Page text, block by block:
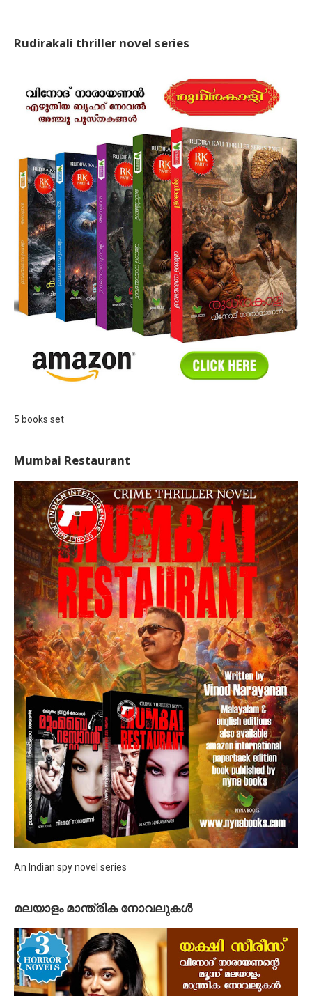
Rudirakali thriller novel series
5 books set
Mumbai Restaurant
An Indian spy novel series
മലയാളം മാന്ത്രിക നോവലുകള്‍